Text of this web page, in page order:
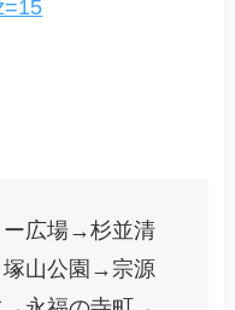
ー広場→杉並清
山公園→宗源